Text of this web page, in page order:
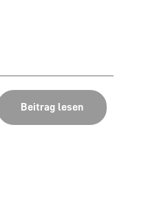
Beitrag lesen